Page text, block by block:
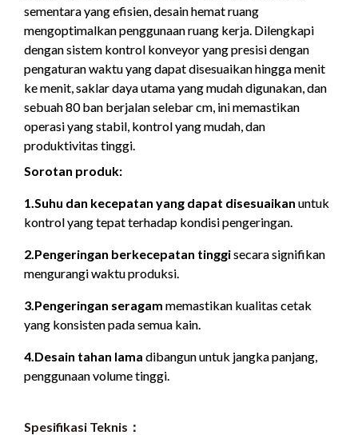
sementara yang efisien, desain hemat ruang
mengoptimalkan penggunaan ruang kerja. Dilengkapi
dengan sistem kontrol konveyor yang presisi dengan
pengaturan waktu yang dapat disesuaikan hingga menit
ke menit, saklar daya utama yang mudah digunakan, dan
sebuah 80 ban berjalan selebar cm, ini memastikan
operasi yang stabil, kontrol yang mudah, dan
produktivitas tinggi.
Sorotan produk:
1.Suhu dan kecepatan yang dapat disesuaikan untuk
kontrol yang tepat terhadap kondisi pengeringan.
2.Pengeringan berkecepatan tinggisecara signifikan
mengurangi waktu produksi.
3.Pengeringan seragam memastikan kualitas cetak
yang konsisten pada semua kain.
4.Desain tahan lama dibangun untuk jangka panjang,
penggunaan volume tinggi.
Spesifikasi Teknis：